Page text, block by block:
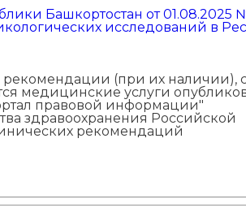
Башкортостан от 01.08.2025
исследований в
(при их наличии), с
медицинские услуги
правовой информации"
здравоохранения Российской
рекомендаций